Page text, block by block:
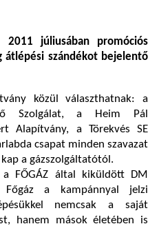
júliusában promóciós
átlépési szándékot bejelentő
közül választhatnak: a
Szolgálat, a Heim Pál
Alapítvány, a Törekvés SE
csapat minden szavazat
a gázszolgáltatótól.
FŐGÁZ által kiküldött DM
a kampánnyal jelzi
nemcsak a saját
hanem mások életében is